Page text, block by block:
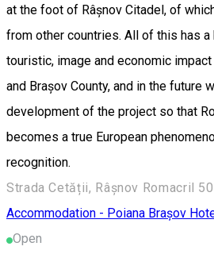
at the foot of Râșnov Citadel, of
from other countries. All of this has a
touristic, image and economic
and Brașov County, and in the future
development of the project so that
becomes a true European
recognition.
Strada Cetății, Râșnov Romacril
Accommodation - Poiana Brașov
Open